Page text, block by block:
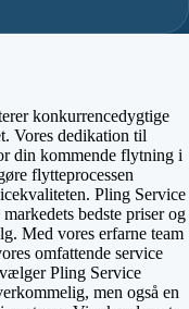
konkurrencedygtige
Vores dedikation til
din kommende flytning i
flytteprocessen
Pling Service
bedste priser og
Med vores erfarne team
omfattende service
Pling Service
men også en